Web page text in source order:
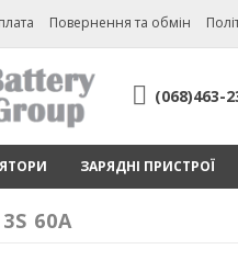
Повернення та обмін
(068)463-
ЗАРЯДНІ ПРИСТРОЇ
60A